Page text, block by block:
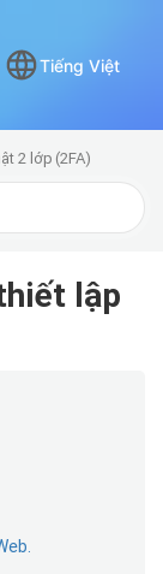
Tiếng Việt
2 lớp (2FA)
lập